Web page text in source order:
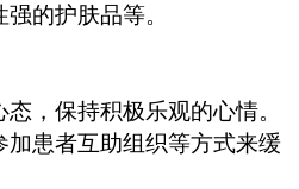
的护肤品等。
，保持积极乐观的心情。
加患者互助组织等方式来缓